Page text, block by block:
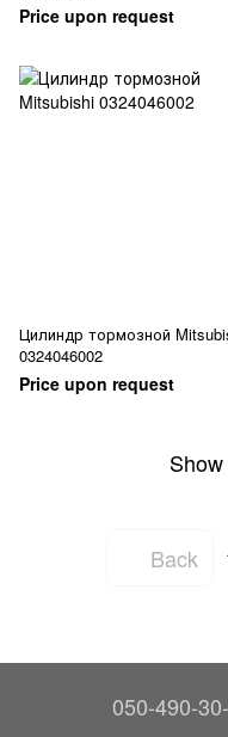
Price upon request
Цилиндр тормозной
0324046002
Price upon request
Back
050-490-